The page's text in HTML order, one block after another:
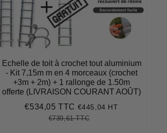
Echelle de toit à crochet tout aluminium
- Kit 7,15m m en 4 morceaux (crochet
+3m + 2m) + 1 rallonge de 1.50m
offerte (LIVRAISON COURANT AOÛT)
Prix
€534,05 TTC €534,05
€445,04 HT
Prix
€739,61 TTC€739,61